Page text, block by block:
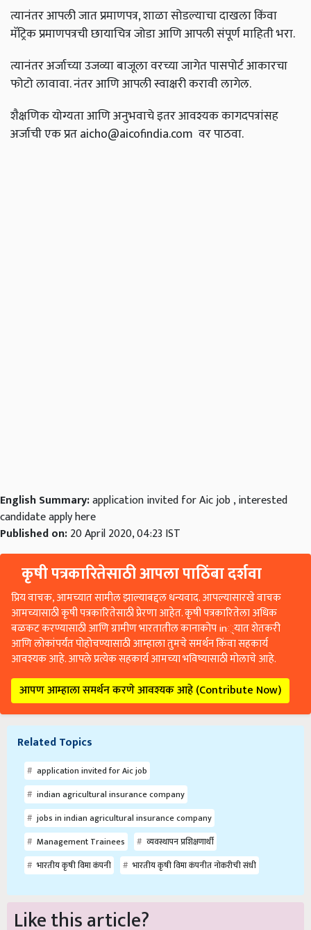
त्यानंतर आपली जात प्रमाणपत्र, शाळा सोडल्याचा दाखला किंवा
मॅट्रिक प्रमाणपत्रची छायाचित्र जोडा आणि आपली संपूर्ण माहिती भरा.
त्यानंतर अर्जाच्या उजव्या बाजूला वरच्या जागेत पासपोर्ट आकारचा
फोटो लावावा. नंतर आणि आपली स्वाक्षरी करावी लागेल.
शैक्षणिक योग्यता आणि अनुभवाचे इतर आवश्यक कागदपत्रांसह
अर्जाची एक प्रतaicho@aicofindia.com वर पाठवा.
English Summary:application invited for Aic job , interested
candidate apply here
Published on:20 April 2020, 04:23 IST
कृषी पत्रकारितेसाठी आपला पाठिंबा दर्शवा
प्रिय वाचक, आमच्यात सामील झाल्याबद्दल धन्यवाद. आपल्यासारखे वाचक
आमच्यासाठी कृषी पत्रकारितेसाठी प्रेरणा आहेत. कृषी पत्रकारितेला अधिक
बळकट करण्यासाठी आणि ग्रामीण भारतातील कानाकोप in्यात शेतकरी
आणि लोकांपर्यंत पोहोचण्यासाठी आम्हाला तुमचे समर्थन किंवा सहकार्य
आवश्यक आहे. आपले प्रत्येक सहकार्य आमच्या भविष्यासाठी मोलाचे आहे.
आपण आम्हाला समर्थन करणे आवश्यक आहे (Contribute Now)
Related Topics
application invited for Aic job
indian agricultural insurance company
jobs in indian agricultural insurance company
Management Trainees
व्यवस्थापन प्रशिक्षणार्थी
भारतीय कृषी विमा कंपनी
भारतीय कृषी विमा कंपनीत नोकरीची संधी
Like this article?